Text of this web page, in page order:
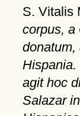
S. Vitalis
corpus, a
Hispania.
agit hoc
Salazar